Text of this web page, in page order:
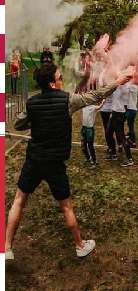
English
Închirieri auto
Închirieri de biciclete